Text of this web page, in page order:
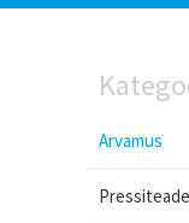
Arvamus
Pressiteade